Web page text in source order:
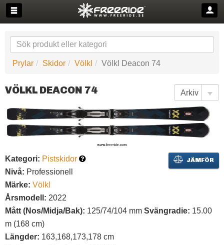
Prylar Skidor Völkl Völkl Deacon 74
VÖLKL DEACON 74
JÄMFÖR
Kategori: Pistskidor
Nivå: Professionell
Märke: Völkl
Årsmodell: 2022
Mått (Nos/Midja/Bak): 125/74/104 mm Svängradie: 15.00
m (168 cm)
Längder: 163,168,173,178 cm